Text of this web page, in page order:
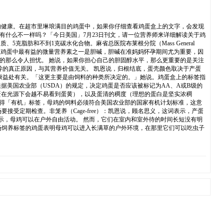
康。在超市里琳琅满目的鸡蛋中，如果你仔细查看鸡蛋盒上的文字，会发现
么不一样吗？「今日美国」7月23日刊文，请一位营养师来详细解读关于鸡
5克脂肪和不到1克碳水化合物。麻省总医院布莱根分院（Mass General
蛋中最有益的微量营养素之一是胆碱，胆碱在准妈妈怀孕期间尤为重要，因
么令人担忧。 她说，如果你担心自己的胆固醇水平，那么更重要的是关注
真正原因，与其营养价值无关。 凯恩说，归根结底，蛋壳颜色取决于产蛋
处有关。「这更主要是由饲料的种类所决定的。」她说。鸡蛋盒上的标签指
美国农业部（USDA）的规定，决定鸡蛋是否应该被标记为AA、A或B级的
光源下会越不易看到蛋黄），以及蛋清的稠度（理想的蛋白是坚实浓稠
有机」标签，母鸡的饲料必须符合美国农业部的国家有机计划标准，这意
受定期检查。非笼养（Cage-free）：凯恩说，顾名思义，这词表示，产蛋
母鸡可以在户外自由活动。 然而，它们在室内和室外待的时间长短没有明
养标签的鸡蛋表明母鸡可以进入长满草的户外环境，在那里它们可以吃虫子